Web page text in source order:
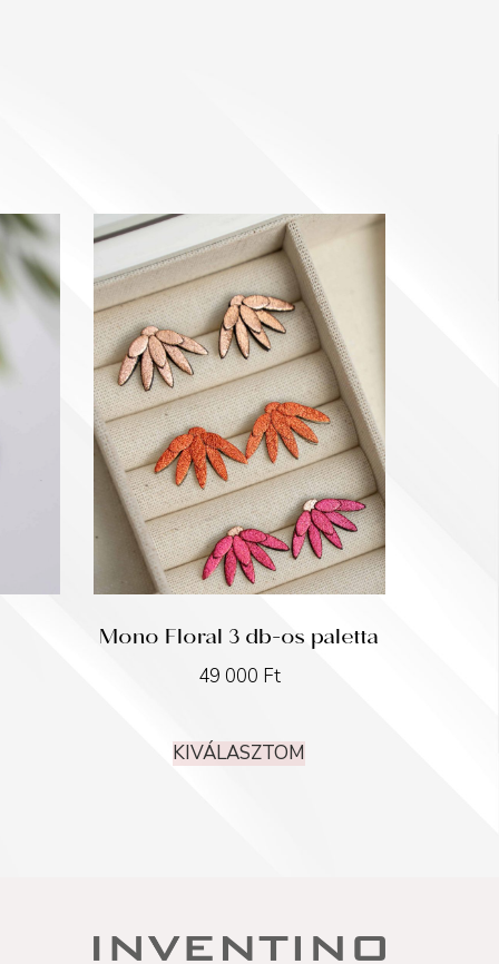
Mono Floral 3 db-os paletta
49 000 Ft
KIVÁLASZTOM